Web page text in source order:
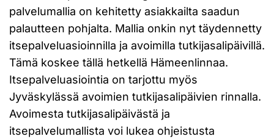
palvelumallia on kehitetty asiakkailta saadun
palautteen pohjalta. Mallia onkin nyt täydennetty
itsepalveluasioinnilla ja avoimilla tutkijasalipäivillä.
Tämä koskee tällä hetkellä Hämeenlinnaa.
Itsepalveluasiointia on tarjottu myös
Jyväskylässä avoimien tutkijasalipäivien rinnalla.
Avoimesta tutkijasalipäivästä ja
itsepalvelumallista voi lukea ohjeistusta